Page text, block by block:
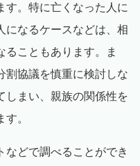
す。特に亡くなった人に
になるケースなどは、相
ることもあります。ま
割協議を慎重に検討しな
しまい、親族の関係性を
。
などで調べることができ